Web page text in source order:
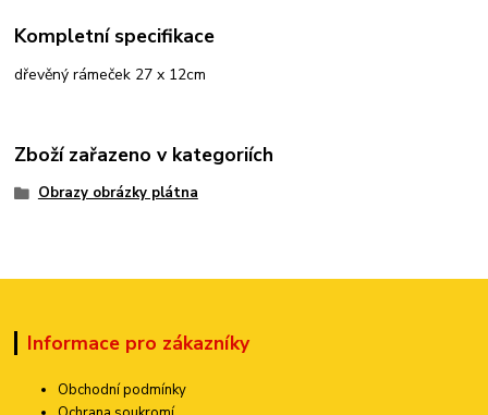
Kompletní specifikace
dřevěný rámeček 27 x 12cm
Zboží zařazeno v kategoriích
Obrazy obrázky plátna
Informace pro zákazníky
Obchodní podmínky